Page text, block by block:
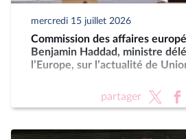
mercredi 15 juillet 2026
Commission des affaires
Benjamin Haddad, ministre
l’Europe, sur l’actualité de
partager